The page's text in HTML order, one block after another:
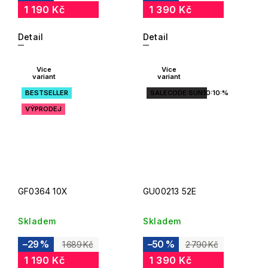
1 190 Kč
Detail
1 390 Kč
Detail
Více
variant
BESTSELLER
VÝPRODEJ
GF0364 10X
Skladem
1 689 Kč
–29 %
1 190 Kč
Více
variant
SALECODE:SUN10:10:%
GU00213 52E
Skladem
2 790 Kč
–50 %
1 390 Kč